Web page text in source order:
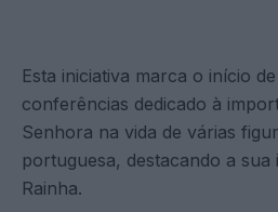
Esta iniciativa marca o início
conferências dedicado à
Senhora na vida de várias
portuguesa, destacando a
Rainha.